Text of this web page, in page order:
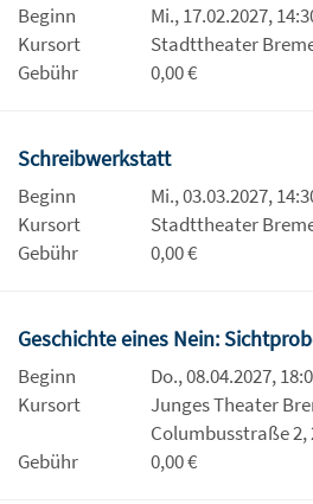
Beginn
Mi., 17.02.2027,
Kursort
Stadttheater
Gebühr
0,00 €
Schreibwerkstatt
Beginn
Mi., 03.03.2027,
Kursort
Stadttheater
Gebühr
0,00 €
Geschichte eines Nein:
Beginn
Do., 08.04.2027,
Kursort
Junges Theater
Columbusstraße 2,
Gebühr
0,00 €